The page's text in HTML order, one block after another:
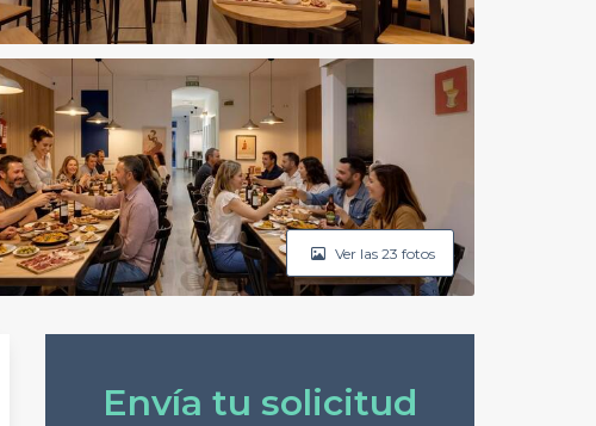
Ver las 23 fotos
Envía tu solicitud